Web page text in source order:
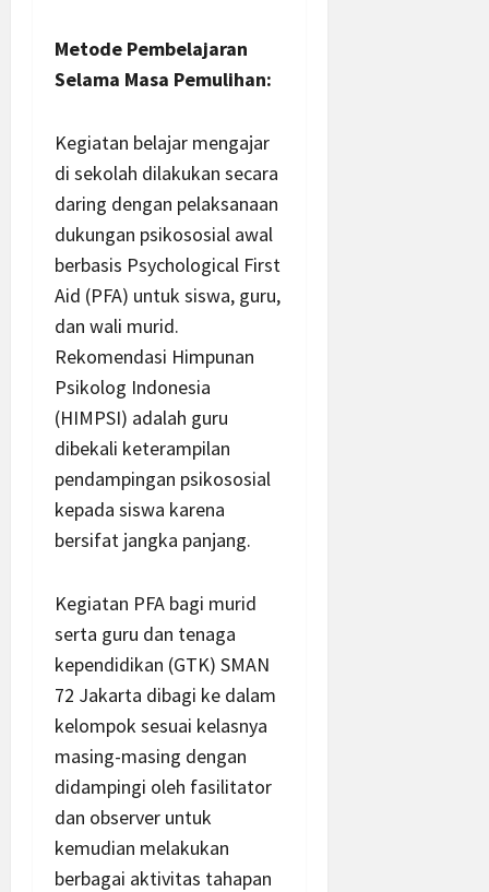
Metode Pembelajaran
Selama Masa Pemulihan:
Kegiatan belajar mengajar
di sekolah dilakukan secara
daring dengan pelaksanaan
dukungan psikososial awal
berbasis Psychological First
Aid (PFA) untuk siswa, guru,
dan wali murid.
Rekomendasi Himpunan
Psikolog Indonesia
(HIMPSI) adalah guru
dibekali keterampilan
pendampingan psikososial
kepada siswa karena
bersifat jangka panjang.
Kegiatan PFA bagi murid
serta guru dan tenaga
kependidikan (GTK) SMAN
72 Jakarta dibagi ke dalam
kelompok sesuai kelasnya
masing-masing dengan
didampingi oleh fasilitator
dan observer untuk
kemudian melakukan
berbagai aktivitas tahapan